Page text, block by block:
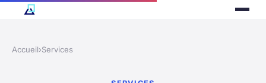
Accueil›Services